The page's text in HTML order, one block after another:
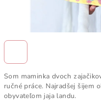
Som maminka dvoch
ručné práce. Najradšej šijem
obyvateľom jaja landu.